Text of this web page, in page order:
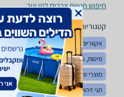
חיפוש חנויות צרכים לפי עיר
קטגוריות משלימות
אקווריומים ואביזרים מזון דגים וציפורים
מיטות, כלובים ומלונות
בגדים לחיות
מוצרי טיפוח לחיות
מזון כלבים וחתולים
תגי זיהוי לחיות מחמד